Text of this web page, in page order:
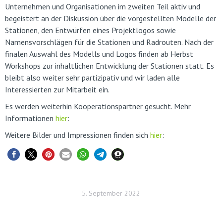
Unternehmen und Organisationen im zweiten Teil aktiv und
begeistert an der Diskussion über die vorgestellten Modelle der
Stationen, den Entwürfen eines Projektlogos sowie
Namensvorschlägen für die Stationen und Radrouten. Nach der
finalen Auswahl des Modells und Logos finden ab Herbst
Workshops zur inhaltlichen Entwicklung der Stationen statt. Es
bleibt also weiter sehr partizipativ und wir laden alle
Interessierten zur Mitarbeit ein.
Es werden weiterhin Kooperationspartner gesucht. Mehr
Informationen hier:
Weitere Bilder und Impressionen finden sich hier:
5. September 2022